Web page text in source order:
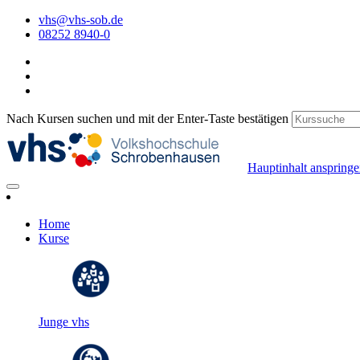
vhs@vhs-sob.de
08252 8940-0
Nach Kursen suchen und mit der Enter-Taste bestätigen
Hauptinhalt
Home
Kurse
Junge vhs